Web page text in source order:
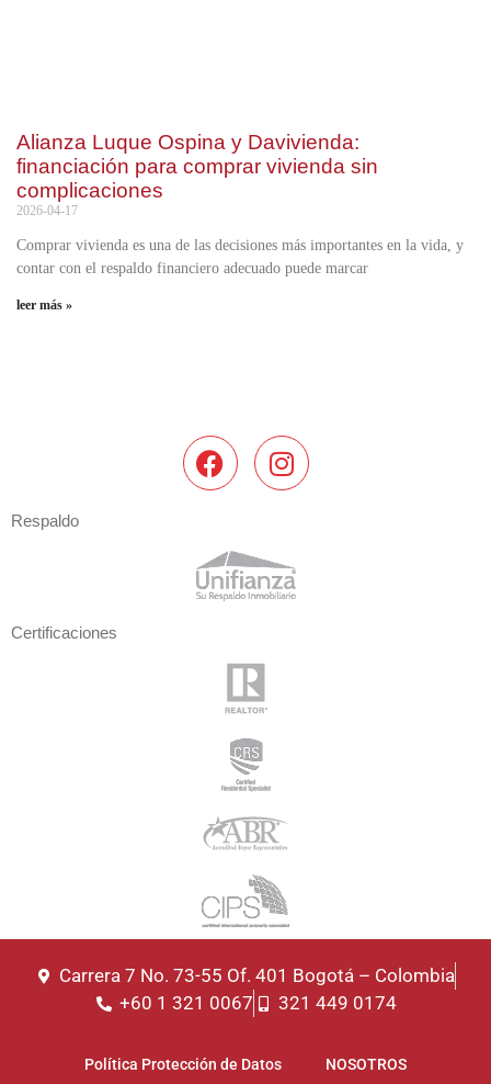
Alianza Luque Ospina y Davivienda:
financiación para comprar vivienda sin
complicaciones
2026-04-17
Comprar vivienda es una de las decisiones más importantes en la vida, y
contar con el respaldo financiero adecuado puede marcar
leer más »
Respaldo
Certificaciones
Carrera 7 No. 73-55 Of. 401 Bogotá – Colombia
+60 1 321 0067
321 449 0174
Política Protección de Datos NOSOTROS